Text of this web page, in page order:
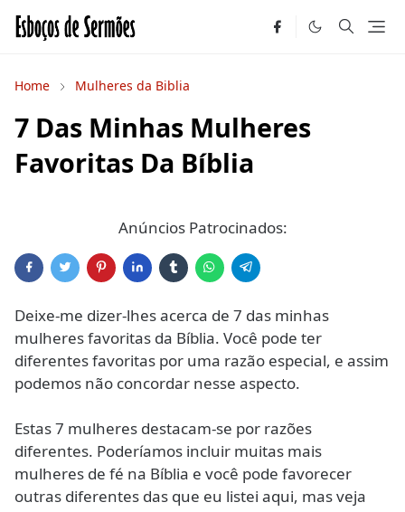
Home Mulheres da Biblia
7 Das Minhas Mulheres
Favoritas Da Bíblia
Anúncios Patrocinados:
Deixe-me dizer-lhes acerca de 7 das minhas
mulheres favoritas da Bíblia. Você pode ter
diferentes favoritas por uma razão especial, e assim
podemos não concordar nesse aspecto.
Estas 7 mulheres destacam-se por razões
diferentes. Poderíamos incluir muitas mais
mulheres de fé na Bíblia e você pode favorecer
outras diferentes das que eu listei aqui, mas veja